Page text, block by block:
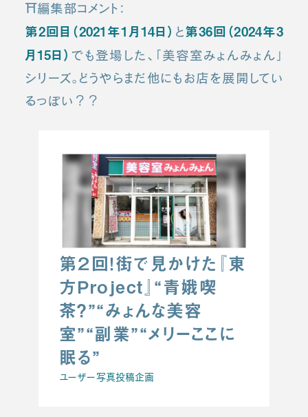
⛩️編集部コメント：
第2回目（2021年1月14日） と 第36回（2024年3
月15日） でも登場した、「美容室みょんみょん」
シリーズ。どうやらまだ他にもお店を展開してい
るっぽい？？
第２回！街で見かけた『東
方Project』“青娥喫
茶？”“みょんな美容
室”“副業”“メリーここに
眠る”
ユーザー写真投稿企画